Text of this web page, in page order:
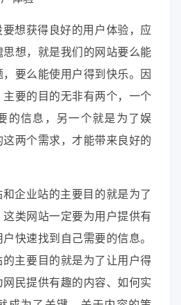
想获得良好的用户体验，应
想，就是我们的网站要么能
要么能使用户得到快乐。因
要的目的无非有两个，一个
的信息，另一个就是为了娱
两个需求，才能带来良好的
企业站的主要目的就是为了
类网站一定要为用户提供有
快速找到自己需要的信息。
主要目的就是为了让用户得
民提供有趣的内容、如何实